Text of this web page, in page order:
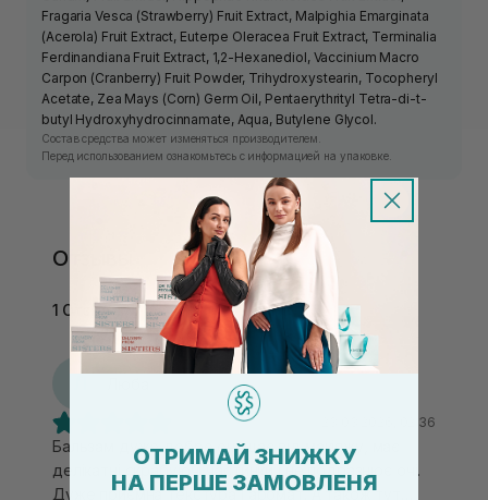
Fragaria Vesca (Strawberry) Fruit Extract, Malpighia Emarginata
(Acerola) Fruit Extract, Euterpe Oleracea Fruit Extract, Terminalia
Ferdinandiana Fruit Extract, 1,2-Hexanediol, Vaccinium Macro
Carpon (Cranberry) Fruit Powder, Trihydroxystearin, Tocopheryl
Acetate, Zea Mays (Corn) Germ Oil, Pentaerythrityl Tetra-di-t-
butyl Hydroxyhydrocinnamate, Aqua, Butylene Glycol.
Состав средства может изменяться производителем.
Перед использованием ознакомьтесь с информацией на упаковке.
Отзывы
1 Отзыв
23.03.2026, 02:36
Бальзам дуже добре очищає від макіяжу, має
делікатні скрабуючі частинки і не подразнює очі.
Дуже приємна текстура і аромат. А також тут
ОТРИМАЙ ЗНИЖКУ
НА ПЕРШЕ ЗАМОВЛЕНЯ